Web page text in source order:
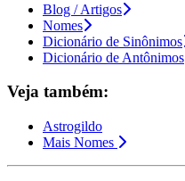
Blog / Artigos
Nomes
Dicionário de Sinônimos
Dicionário de Antônimos
Veja também:
Astrogildo
Mais Nomes